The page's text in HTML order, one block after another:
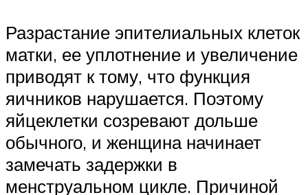
Разрастание эпителиальных клеток
матки, ее уплотнение и увеличение
приводят к тому, что функция
яичников нарушается. Поэтому
яйцеклетки созревают дольше
обычного, и женщина начинает
замечать задержки в
менструальном цикле. Причиной